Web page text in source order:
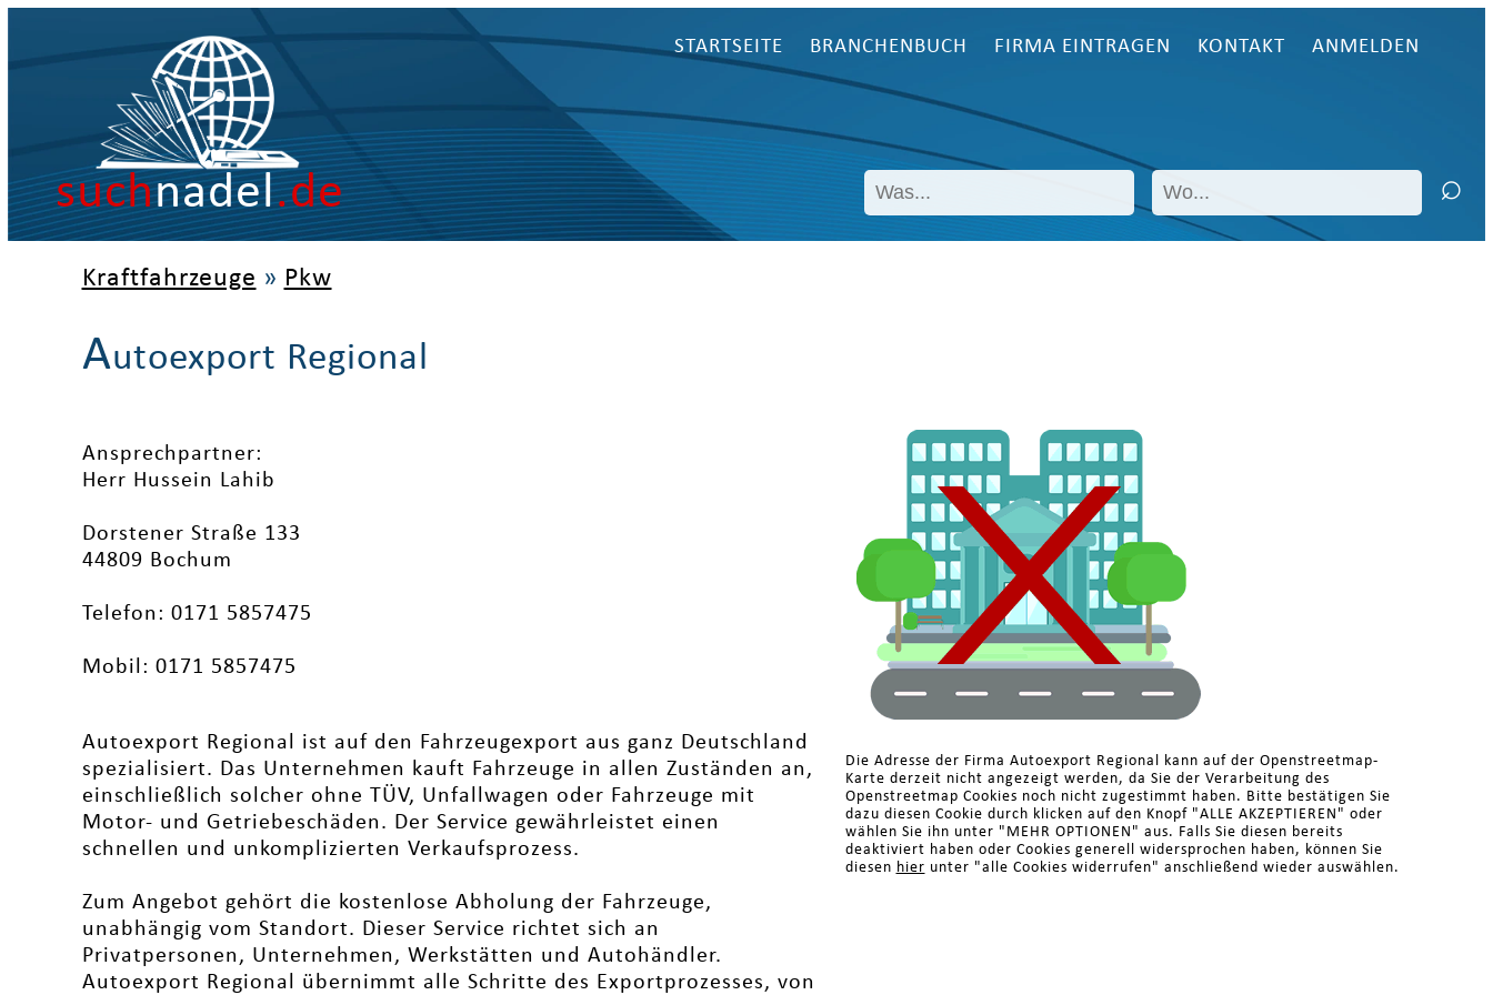
suchnadel.de
STARTSEITE BRANCHENBUCH FIRMA EINTRAGEN KONTAKT ANMELDEN
Kraftfahrzeuge » Pkw
Autoexport Regional
Ansprechpartner:
Herr Hussein Lahib
Dorstener Straße 133
44809 Bochum
Telefon: 0171 5857475
Mobil: 0171 5857475
Autoexport Regional ist auf den Fahrzeugexport aus ganz Deutschland
spezialisiert. Das Unternehmen kauft Fahrzeuge in allen Zuständen an,
einschließlich solcher ohne TÜV, Unfallwagen oder Fahrzeuge mit
Motor- und Getriebeschäden. Der Service gewährleistet einen
schnellen und unkomplizierten Verkaufsprozess.
Zum Angebot gehört die kostenlose Abholung der Fahrzeuge,
unabhängig vom Standort. Dieser Service richtet sich an
Privatpersonen, Unternehmen, Werkstätten und Autohändler.
Autoexport Regional übernimmt alle Schritte des Exportprozesses, von
Die Adresse der Firma Autoexport Regional kann auf der Openstreetmap-
Karte derzeit nicht angezeigt werden, da Sie der Verarbeitung des
Openstreetmap Cookies noch nicht zugestimmt haben. Bitte bestätigen Sie
dazu diesen Cookie durch klicken auf den Knopf "ALLE AKZEPTIEREN" oder
wählen Sie ihn unter "MEHR OPTIONEN" aus. Falls Sie diesen bereits
deaktiviert haben oder Cookies generell widersprochen haben, können Sie
diesen hier unter "alle Cookies widerrufen" anschließend wieder auswählen.